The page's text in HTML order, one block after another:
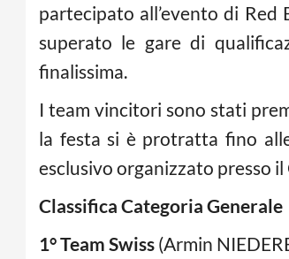
partecipato all’evento di
superato le gare di
finalissima.
I team vincitori sono stati
la festa si è protratta fino
esclusivo organizzato presso il
Classifica Categoria Generale
1° Team Swiss (Armin